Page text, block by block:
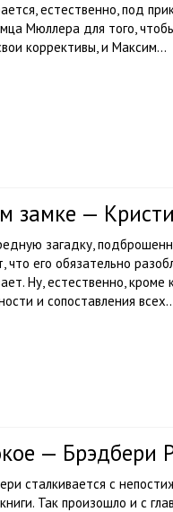
естественно, под
Мюллера для того,
коррективы, и Максим...
замке —
загадку,
его обязательно
Ну, естественно, кроме
и сопоставления
— Брэдбери
сталкивается с
Так произошло и с